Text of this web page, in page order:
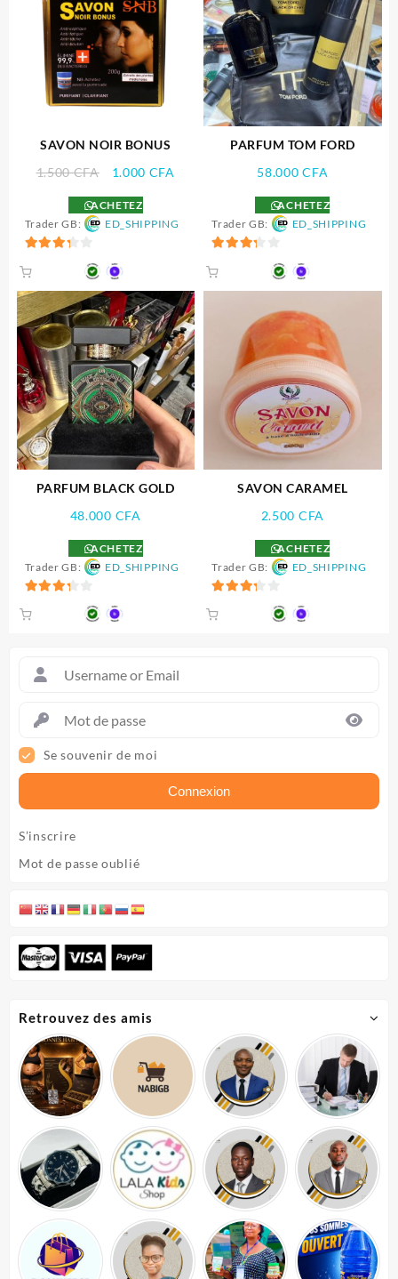
Se souvenir de moi
Connexion
S’inscrire
Mot de passe oublié
SAVON NOIR BONUS
1.500CFA
Le
initial
était :
1.000 CFA
est :
1.000 CFA.
ACHETEZ
Trader GB:
ED_SHIPPING
PARFUM TOM FORD
58.000CFA
ACHETEZ
Trader GB:
ED_SHIPPING
PARFUM BLACK GOLD
48.000 CFA
ACHETEZ
Trader GB:
ED_SHIPPING
SAVON CARAMEL
2.500 CFA
ACHETEZ
Trader GB:
ED_SHIPPING
Retrouvez des amis